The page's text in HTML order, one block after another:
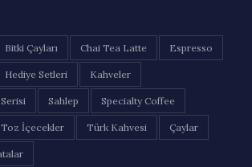
Bitki Çayları Chai Tea Latte Espresso
Hediye Setleri Kahveler
Sahlep Specialty Coffee
Toz İçecekler Türk Kahvesi Çaylar